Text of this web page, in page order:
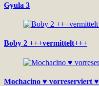
Gyula 3
Boby 2 +++vermittelt+++
Mochacino ♥ vorreserviert ♥